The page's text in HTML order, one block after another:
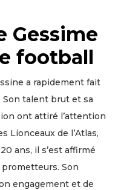
Gessime
football
a rapidement fait
Son talent brut et sa
ont attiré l’attention
Lionceaux de l’Atlas,
ans, il s’est affirmé
Son
engagement et de